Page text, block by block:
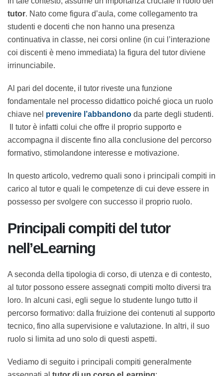
deltutor. Nato come figura d’aula, come collegamento
tra studenti e docenti che non hanno una presenza
continuativa in classe, nei corsi online (in cui
l’interazione coi discenti è meno immediata) la figura
del tutor diviene irrinunciabile.
Al pari del docente, il tutor riveste una funzione
fondamentale nel processo didattico poiché gioca un
ruolo chiave nelprevenire l’abbandonoda parte degli
studenti. Il tutor è infatti colui che offre il proprio
supporto e accompagna il discente fino alla
conclusione del percorso formativo, stimolandone
In questo articolo, vedremo quali sono i principali
compiti in carico al tutor e quali le competenze di cui
proprio ruolo.
Principali compiti del tutor
nell’eLearning
A seconda della tipologia di corso, di utenza e di
contesto, al tutor possono essere assegnati compiti
molto diversi tra loro. In alcuni casi, egli segue lo
studente lungo tutto il percorso formativo: dalla
supervisione e valutazione. In altri, il suo ruolo si limita